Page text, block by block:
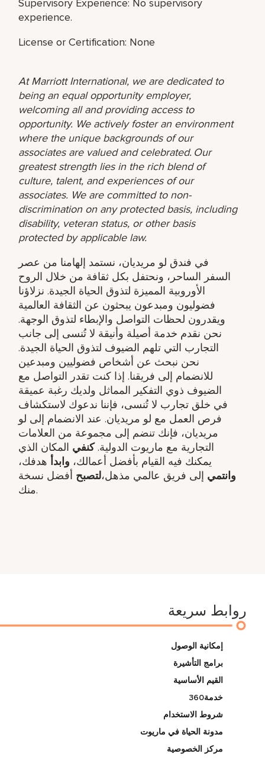
Supervisory Experience: No supervisory
experience.
License or Certification: None
At Marriott International, we are dedicated to
being an equal opportunity employer,
welcoming all and providing access to
opportunity. We actively foster an environment
where the unique backgrounds of our
associates are valued and celebrated. Our
greatest strength lies in the rich blend of
culture, talent, and experiences of our
associates. We are committed to non-
discrimination on any protected basis, including
disability, veteran status, or other basis
protected by applicable law.
في فندق لو مريديان، نستمد إلهامنا من عصر
السفر الساحر، ونحتفل بكل ثقافة من خلال الروح
الأوروبية المميزة لتذوق الحياة الجيدة. نزلاؤنا
فضوليون ومبدعون يبحثون عن الثقافة العالمية
ويقدرون لحظات التواصل والإبطاء لتذوق الوجهة.
نحن نقدم خدمة أصيلة وأنيقة لا تُنسى إلى جانب
التجارب التي تلهم الضيوف لتذوق الحياة الجيدة.
نحن نبحث عن أشخاص فضوليين ومبدعين
للانضمام إلى فريقنا. إذا كنت تقدر التواصل مع
الضيوف ذوي التفكير المماثل ولديك رغبة عميقة
في خلق تجارب لا تُنسى، فإننا ندعوك لاستكشاف
فرص العمل مع لو مريديان. عند الانضمام إلى لو
مريديان، فإنك تنضم إلى مجموعة من العلامات
التجارية مع ماريوت الدولية.كنفي المكان الذي
يمكنك فيه القيام بأفضل أعمالك، وابدأ هدفك​،
وانتمي إلى فريق عالمي مذهل​،لتصبح أفضل نسخة
منك.
روابط سريعة
إمكانية الوصول
برامج التأشيرة
القيم الأساسية
خدمة360
شروط الاستخدام
مدونة الحياة في ماريوت
مركز الخصوصية